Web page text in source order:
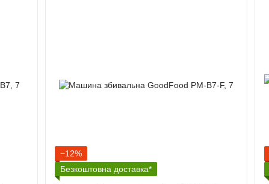
−12%
Безкоштовна доставка*